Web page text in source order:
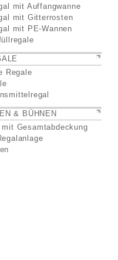
mit Auffangwanne
mit Gitterrosten
mit PE-Wannen
Regale
& BÜHNEN
mit Gesamtabdeckung